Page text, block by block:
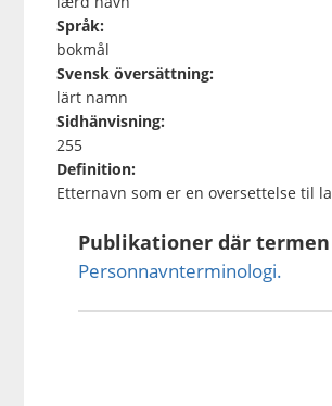
Språk:
bokmål
Svensk översättning:
lärt namn
Sidhänvisning:
255
Definition:
Etternavn som er en oversettelse til
Publikationer där
Personnavnterminologi.